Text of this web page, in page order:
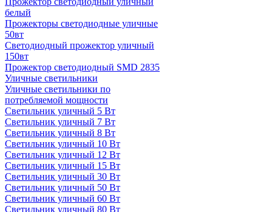
белый
Прожекторы светодиодные уличные
50вт
Светодиодный прожектор уличный
150вт
Прожектор светодиодный SMD 2835
Уличные светильники
Уличные светильники по
потребляемой мощности
Светильник уличный 5 Вт
Светильник уличный 7 Вт
Светильник уличный 8 Вт
Светильник уличный 10 Вт
Светильник уличный 12 Вт
Светильник уличный 15 Вт
Светильник уличный 30 Вт
Светильник уличный 50 Вт
Светильник уличный 60 Вт
Светильник уличный 80 Вт